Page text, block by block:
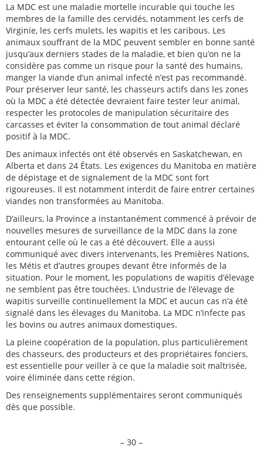
La MDC est une maladie mortelle incurable qui touche les
membres de la famille des cervidés, notamment les cerfs de
Virginie, les cerfs mulets, les wapitis et les caribous. Les
animaux souffrant de la MDC peuvent sembler en bonne santé
jusqu’aux derniers stades de la maladie, et bien qu’on ne la
considère pas comme un risque pour la santé des humains,
manger la viande d’un animal infecté n’est pas recommandé.
Pour préserver leur santé, les chasseurs actifs dans les zones
où la MDC a été détectée devraient faire tester leur animal,
respecter les protocoles de manipulation sécuritaire des
carcasses et éviter la consommation de tout animal déclaré
positif à la MDC.
Des animaux infectés ont été observés en Saskatchewan, en
Alberta et dans 24 États. Les exigences du Manitoba en matière
de dépistage et de signalement de la MDC sont fort
rigoureuses. Il est notamment interdit de faire entrer certaines
viandes non transformées au Manitoba.
D’ailleurs, la Province a instantanément commencé à prévoir de
nouvelles mesures de surveillance de la MDC dans la zone
entourant celle où le cas a été découvert. Elle a aussi
communiqué avec divers intervenants, les Premières Nations,
les Métis et d’autres groupes devant être informés de la
situation. Pour le moment, les populations de wapitis d’élevage
ne semblent pas être touchées. L’industrie de l’élevage de
wapitis surveille continuellement la MDC et aucun cas n’a été
signalé dans les élevages du Manitoba. La MDC n’infecte pas
les bovins ou autres animaux domestiques.
La pleine coopération de la population, plus particulièrement
des chasseurs, des producteurs et des propriétaires fonciers,
est essentielle pour veiller à ce que la maladie soit maîtrisée,
voire éliminée dans cette région.
Des renseignements supplémentaires seront communiqués
dès que possible.
– 30 –